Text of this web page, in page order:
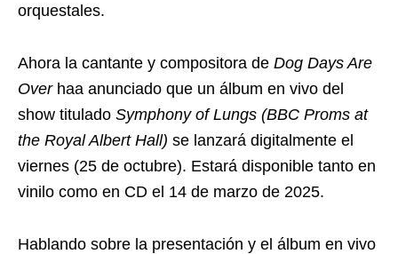
orquestales.
Ahora la cantante y compositora de Dog Days Are
Overhaa anunciado que un álbum en vivo del
show titulado Symphony of Lungs (BBC Proms at
the Royal Albert Hall) se lanzará digitalmente el
viernes (25 de octubre). Estará disponible tanto en
vinilo como en CD el 14 de marzo de 2025.
Hablando sobre la presentación y el álbum en vivo